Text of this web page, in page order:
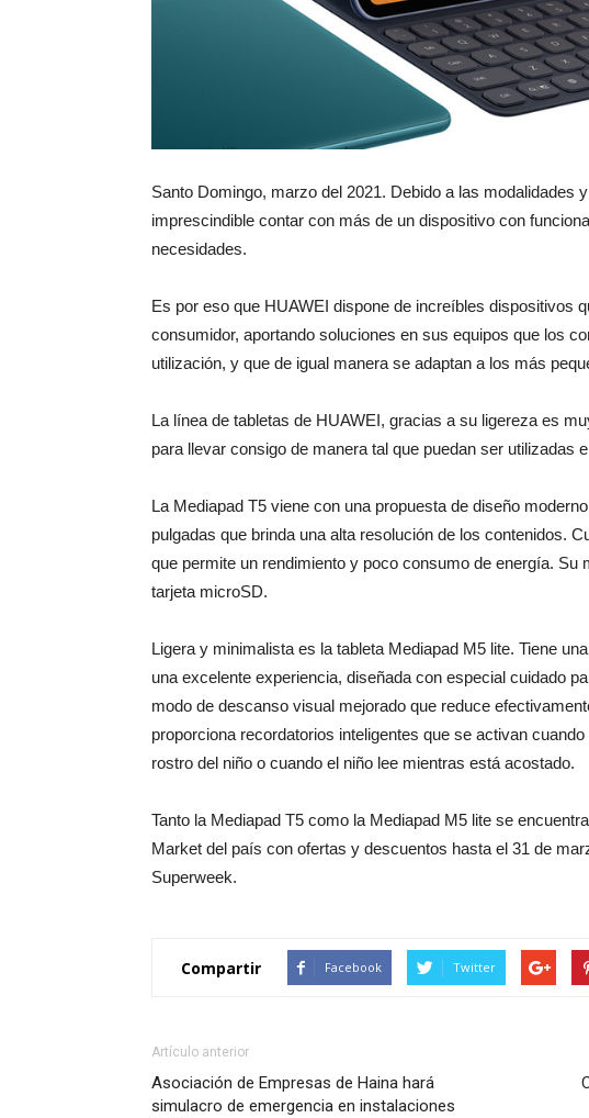
Santo Domingo, marzo del 2021. Debido a las modalidades
imprescindible contar con más de un dispositivo con
necesidades.
Es por eso que HUAWEI dispone de increíbles dispositivos
consumidor, aportando soluciones en sus equipos que los
utilización, y que de igual manera se adaptan a los más
La línea de tabletas de HUAWEI, gracias a su ligereza es
para llevar consigo de manera tal que puedan ser utilizadas
La Mediapad T5 viene con una propuesta de diseño
pulgadas que brinda una alta resolución de los contenidos.
que permite un rendimiento y poco consumo de energía. Su
tarjeta microSD.
Ligera y minimalista es la tableta Mediapad M5 lite. Tiene
una excelente experiencia, diseñada con especial cuidado
modo de descanso visual mejorado que reduce
proporciona recordatorios inteligentes que se activan
rostro del niño o cuando el niño lee mientras está acostado.
Tanto la Mediapad T5 como la Mediapad M5 lite se
Market del país con ofertas y descuentos hasta el 31 de
Superweek.
Compartir Facebook Twitter
Artículo anterior
Asociación de Empresas de Haina hará
simulacro de emergencia en instalaciones